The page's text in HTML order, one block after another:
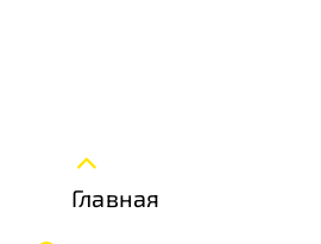
Главная